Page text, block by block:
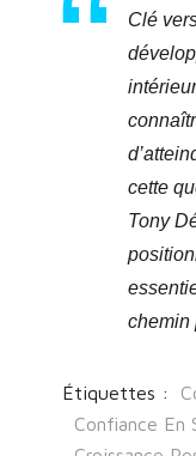
Clé
cette
Tony
chemin
Étiquettes :
Confiance En